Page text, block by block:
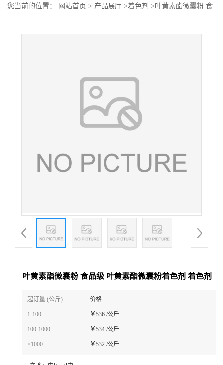
您当前的位置： 网站首页 > 产品展厅 >着色剂 >叶黄素酯微囊粉 食
叶黄素酯微囊粉 食品级 叶黄素酯微囊粉着色剂 着色剂
起订量 (公斤) 价格
1-100 ￥536 /公斤
100-1000 ￥534 /公斤
≥1000 ￥532 /公斤